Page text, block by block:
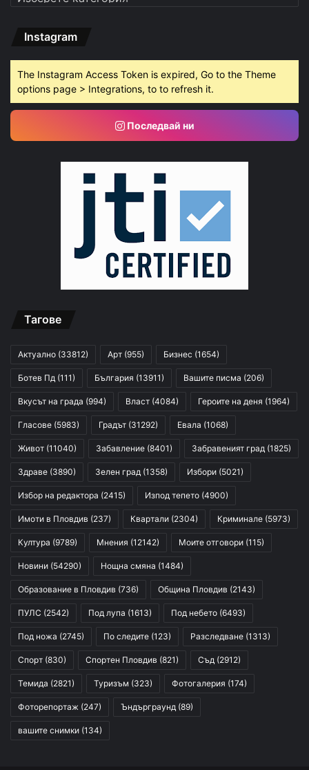
Instagram
The Instagram Access Token is expired, Go to the Theme
options page > Integrations, to to refresh it.
Последвай ни
Тагове
Актуално (33812) Арт (955) Бизнес (1654)
Ботев Пд (111) България (13911) Вашите писма (206)
Вкусът на града (994) Власт (4084) Героите на деня (1964)
Гласове (5983) Градът (31292) Евала (1068)
Живот (11040) Забавление (8401) Забравеният град (1825)
Здраве (3890) Зелен град (1358) Избори (5021)
Избор на редактора (2415) Изпод тепето (4900)
Имоти в Пловдив (237) Квартали (2304) Криминале (5973)
Култура (9789) Мнения (12142) Моите отговори (115)
Новини (54290) Нощна смяна (1484)
Образование в Пловдив (736) Община Пловдив (2143)
ПУЛС (2542) Под лупа (1613) Под небето (6493)
Под ножа (2745) По следите (123) Разследване (1313)
Спорт (830) Спортен Пловдив (821) Съд (2912)
Темида (2821) Туризъм (323) Фотогалерия (174)
Фоторепортаж (247) Ъндърграунд (89)
вашите снимки (134)